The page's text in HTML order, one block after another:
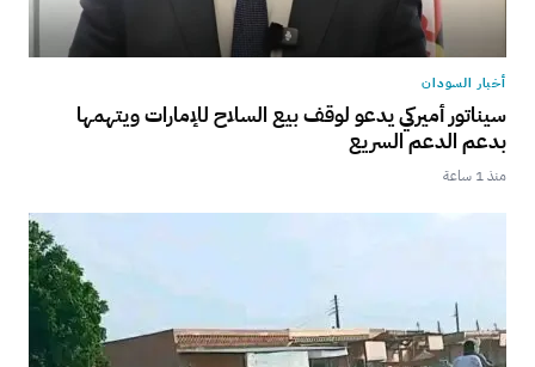
أخبار السودان
سيناتور أميركي يدعو لوقف بيع السلاح للإمارات ويتهمها
بدعم الدعم السريع
منذ 1 ساعة